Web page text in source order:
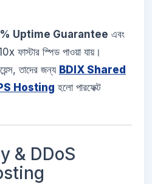
Uptime Guarantee এবং
ফাস্টার স্পিড পাওয়া যায়।
তাদের জন্য BDIX Shared
Hosting হলো পারফেক্ট
& DDoS